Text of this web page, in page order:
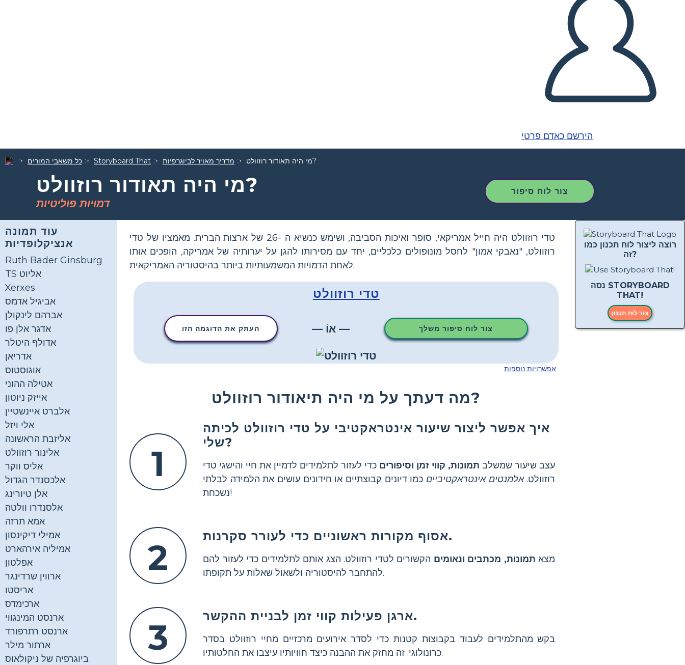
הירשם כאדם פרטי
כל משאבי המורים Storyboard That מדריך מאויר לביוגרפיות מי היה תאודור רוזוולט?
מי היה תאודור רוזוולט?
דמויות פוליטיות
צור לוח סיפור
עוד תמונה
אנציקלופדיות
Ruth Bader Ginsburg
TS אליוט
Xerxes
אביגיל אדמס
אברהם לינקולן
אדגר אלן פו
אדולף היטלר
אדריאן
אוגוסטוס
אטילה ההוני
אייזק ניוטון
אלברט איינשטיין
אלי ויזל
אליזבת הראשונה
אלינור רוזוולט
אליס ווקר
אלכסנדר הגדול
אלן טיורינג
אלסנדרו וולטה
אמא תרזה
אמילי דיקינסון
אמיליה אירהארט
אפלטון
ארווין שרדינגר
אריסטו
ארכימדס
ארנסט המינגווי
ארנסט רתרפורד
ארתור מילר
ביוגרפיה של ניקולאוס
רוצה ליצור לוח תכנון כמו
זה?
נסה STORYBOARD
THAT!
צור לוח תכנון
טדי רוזוולט היה חייל אמריקאי, סופר ואיכות הסביבה, ושימש כנשיא ה -26 של ארצות הברית. מאמציו של טדי
רוזוולט, "נאבקי אמון" לחסל מונופולים כלכליים, יחד עם מסירותו להגן על יערותיה של אמריקה, הופכים אותו
לאחת הדמויות המשמעותיות ביותר בהיסטוריה האמריקאית.
טדי רוזוולט
העתק את הדוגמה הזו — אוֹ — צור לוח סיפור משלך
אפשרויות נוספות
מה דעתך על מי היה תיאודור רוזוולט?
1
איך אפשר ליצור שיעור אינטראקטיבי על טדי רוזוולט לכיתה
שלי?
עצב שיעור שמשלב תמונות, קווי זמן וסיפורים כדי לעזור לתלמידים לדמיין את חיי והישגי טדי
רוזוולט.אלמנטים אינטראקטיבייםכמו דיונים קבוצתיים או חידונים עושים את הלמידה לבלתי
נשכחת!
2
אסוף מקורות ראשוניים כדי לעורר סקרנות.
מצא תמונות, מכתבים ונאומים הקשורים לטדי רוזוולט. הצג אותם לתלמידים כדי לעזור להם
להתחבר להיסטוריה ולשאול שאלות על תקופתו.
3
ארגן פעילות קווי זמן לבניית ההקשר.
בקש מהתלמידים לעבוד בקבוצות קטנות כדי לסדר אירועים מרכזיים מחיי רוזוולט בסדר
כרונולוגי. זה מחזק את ההבנה כיצד חוויותיו עיצבו את החלטותיו.